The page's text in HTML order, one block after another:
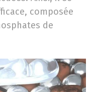
composée
de